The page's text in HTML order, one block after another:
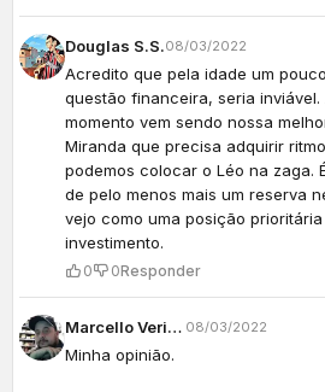
Douglas S.S.08/03/2022
Acredito que pela idade um
questão financeira, seria
momento vem sendo nossa
Miranda que precisa adquirir
podemos colocar o Léo na zaga.
de pelo menos mais um reserva
vejo como uma posição
investimento.
0 0Responder
Marcello Verissimo 08/03/2022
Minha opinião.